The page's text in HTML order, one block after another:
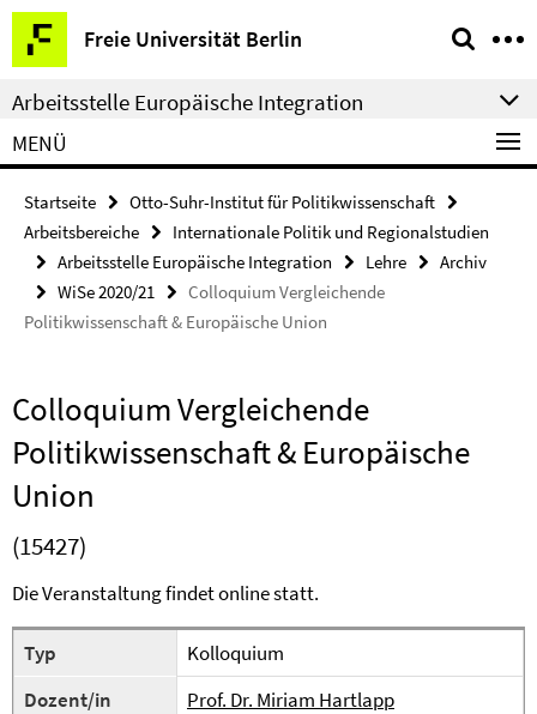
Springe
direkt
zu
Inhalt
Freie Universität Berlin
Service-
Navigation
Arbeitsstelle Europäische Integration
MENÜ
Startseite
Otto-Suhr-Institut für Politikwissenschaft
Arbeitsbereiche
Internationale Politik und Regionalstudien
Arbeitsstelle Europäische Integration
Lehre
Archiv
WiSe 2020/21
Colloquium Vergleichende
Politikwissenschaft & Europäische Union
Colloquium Vergleichende
Politikwissenschaft & Europäische
Union
(15427)
Die Veranstaltung findet online statt.
Typ
Kolloquium
Dozent/in
Prof. Dr. Miriam Hartlapp